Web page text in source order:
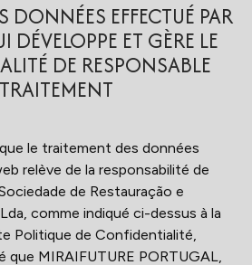
DONNÉES EFFECTUÉ PAR
DÉVELOPPE ET GÈRE LE
DE RESPONSABLE
le traitement des données
relève de la responsabilité de
de Restauração e
comme indiqué ci-dessus à la
Politique de Confidentialité,
que MIRAIFUTURE PORTUGAL,